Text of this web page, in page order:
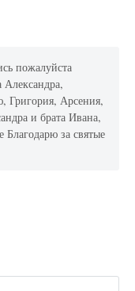
пожалуйста
Арсения,
и брата Ивана,
за святые